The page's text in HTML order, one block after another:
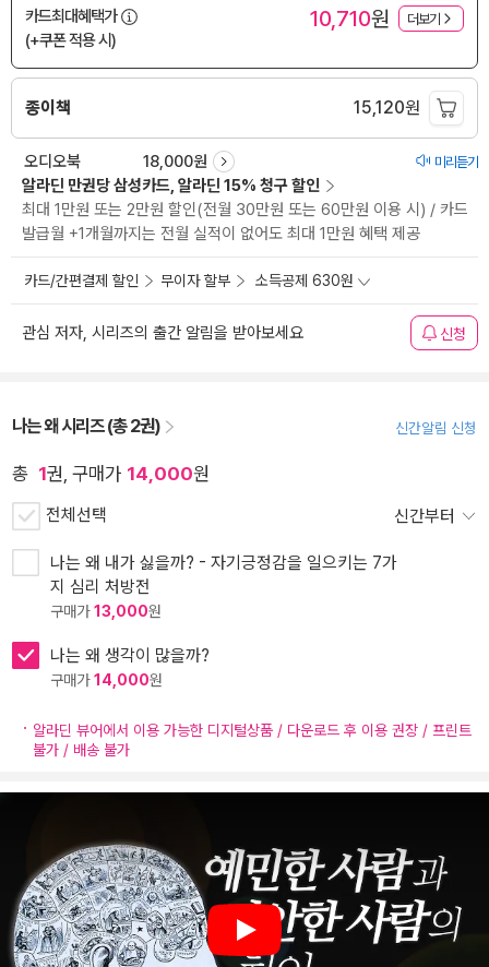
카드최대혜택가
(+쿠폰 적용 시)
10,710원 더보기
종이책 15,120원
오디오북 18,000원 미리듣기
알라딘 만권당 삼성카드, 알라딘 15% 청구 할인
최대 1만원 또는 2만원 할인(전월 30만원 또는 60만원 이용 시) / 카드
발급월 +1개월까지는 전월 실적이 없어도 최대 1만원 혜택 제공
카드/간편결제 할인 무이자 할부 소득공제 630원
관심 저자, 시리즈의 출간 알림을 받아보세요 신청
나는 왜 시리즈 (총 2권) 신간알림 신청
총 1권, 구매가 14,000원
전체선택 신간부터
나는 왜 내가 싫을까? - 자기긍정감을 일으키는 7가
지 심리 처방전
구매가13,000원
나는 왜 생각이 많을까?
구매가14,000원
알라딘 뷰어에서 이용 가능한 디지털상품 / 다운로드 후 이용 권장 / 프린트
불가 / 배송 불가
Play